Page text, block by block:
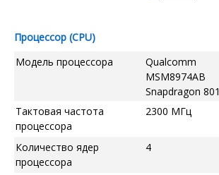
Процессор (CPU)
Модель процессора
Qualcomm
MSM8974AB
Snapdragon 801
Тактовая частота
процессора
2300 МГц
Количество ядер
процессора
4